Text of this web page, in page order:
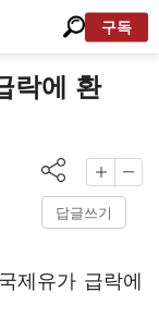
구독
락에 환
답글쓰기
제유가 급락에